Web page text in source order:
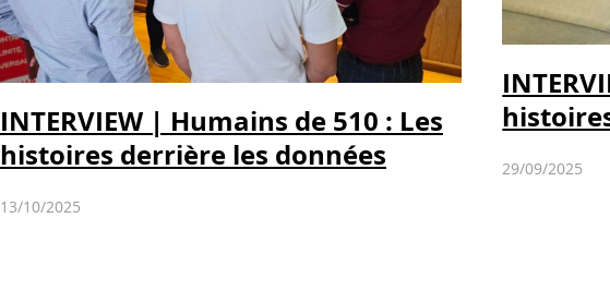
INTERVIEW | Humains de 510 : Les
histoires derrière les données
13/10/2025
29/09/2025